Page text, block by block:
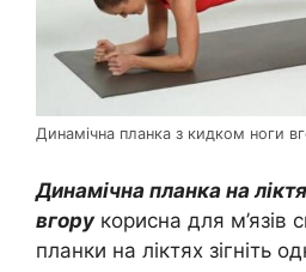
Динамічна планка з кидком ноги
Динамічна планка на
вгорукорисна для м’язів
планки на ліктях зігніть